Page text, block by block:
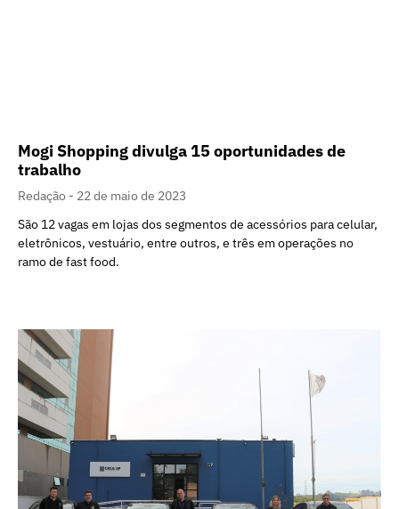
Mogi Shopping divulga 15 oportunidades de
trabalho
Redação
22 de maio de 2023
São 12 vagas em lojas dos segmentos de acessórios para celular,
eletrônicos, vestuário, entre outros, e três em operações no
ramo de fast food.